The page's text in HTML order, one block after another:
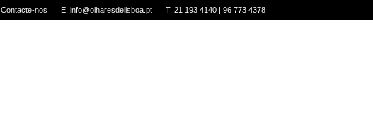
Contacte-nos E. info@olharesdelisboa.pt T. 21 193 4140 | 96 773 4378